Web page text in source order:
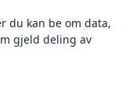
du kan be om data,
gjeld deling av